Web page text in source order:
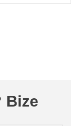
Bize